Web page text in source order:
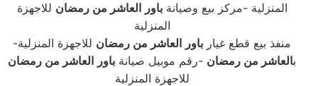
المنزلية -مركز بيع وصيانةباور العاشر من رمضان للاجهزة
المنزلية
-منفذ بيع قطع غيار باور العاشر من رمضان للاجهزة المنزلية
بالعاشر من رمضان -رقم موبيل صيانة باور العاشر من رمضان
للاجهزة المنزلية